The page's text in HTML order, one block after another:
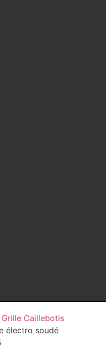
Grille Caillebotis
électro soudé